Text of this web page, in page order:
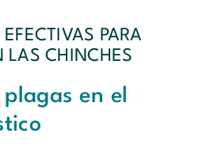
PARA
LAS CHINCHES
en el